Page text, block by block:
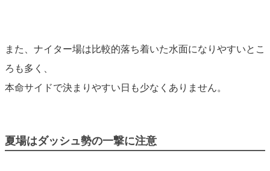
また、ナイター場は比較的落ち着いた水面になりやすいとこ
ろも多く、
本命サイドで決まりやすい日も少なくありません。
夏場はダッシュ勢の一撃に注意